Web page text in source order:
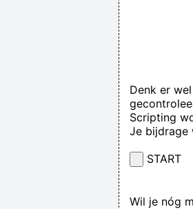
Denk er
Scripting
Je bijdrage
START
Wil je nóg